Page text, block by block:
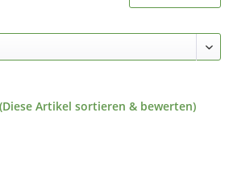
(Diese Artikel sortieren & bewerten)